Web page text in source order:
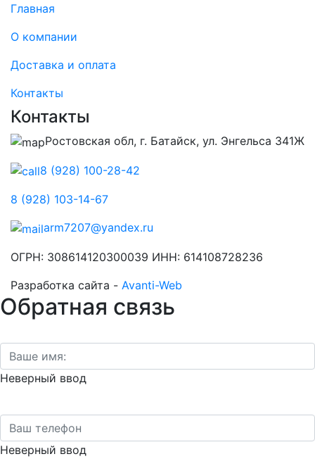
Главная
О компании
Доставка и оплата
Контакты
Контакты
Ростовская обл, г. Батайск, ул. Энгельса 341Ж
8 (928) 100-28-42
8 (928) 103-14-67
arm7207@yandex.ru
ОГРН: 308614120300039 ИНН: 614108728236
Разработка сайта - Avanti-Web
Обратная связь
Неверный ввод
Неверный ввод